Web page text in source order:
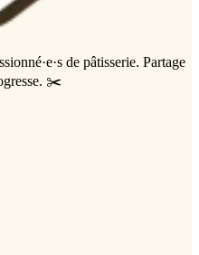
de pâtisserie. Partage
✂️